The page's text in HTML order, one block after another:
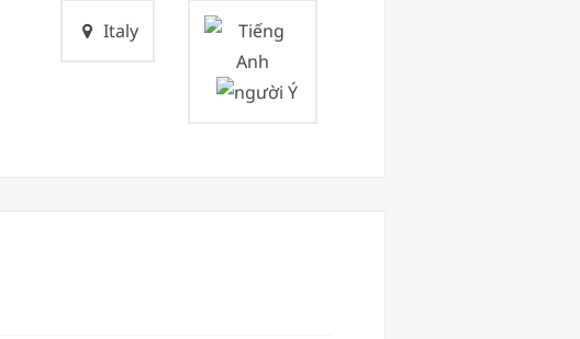
Italy